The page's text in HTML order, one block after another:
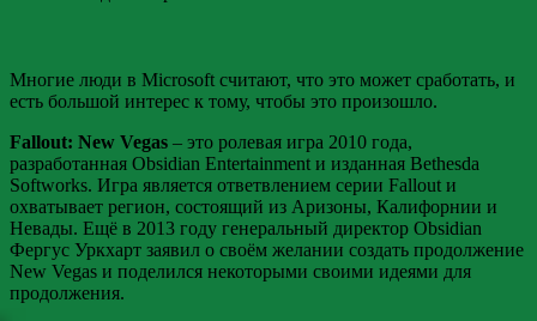
Многие люди в Microsoft считают, что это может сработать, и
есть большой интерес к тому, чтобы это произошло.
Fallout: New Vegas – это ролевая игра 2010 года,
разработанная Obsidian Entertainment и изданная Bethesda
Softworks. Игра является ответвлением серии Fallout и
охватывает регион, состоящий из Аризоны, Калифорнии и
Невады. Ещё в 2013 году генеральный директор Obsidian
Фергус Уркхарт заявил о своём желании создать продолжение
New Vegas и поделился некоторыми своими идеями для
продолжения.